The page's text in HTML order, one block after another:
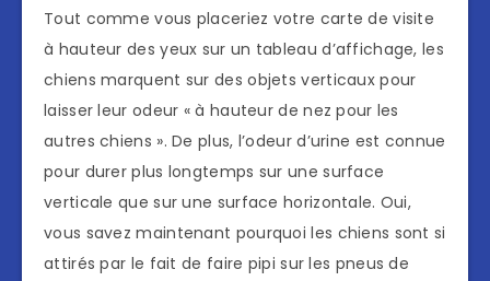
Tout comme vous placeriez votre carte de visite
à hauteur des yeux sur un tableau d’affichage, les
chiens marquent sur des objets verticaux pour
laisser leur odeur « à hauteur de nez pour les
autres chiens ». De plus, l’odeur d’urine est connue
pour durer plus longtemps sur une surface
verticale que sur une surface horizontale. Oui,
vous savez maintenant pourquoi les chiens sont si
attirés par le fait de faire pipi sur les pneus de